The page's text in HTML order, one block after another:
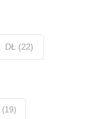
DŁ (22)
(19)